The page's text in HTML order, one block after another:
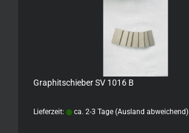
Graphitschieber SV 1016 B
Lieferzeit: ca. 2-3 Tage (Ausland abweichend)